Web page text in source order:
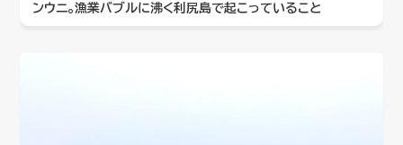
ンウニ。漁業バブルに沸く利尻島で起こっていること